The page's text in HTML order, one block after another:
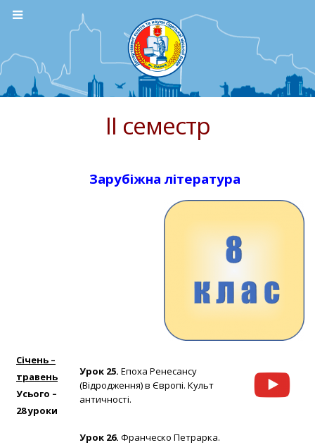
ІІ семестр
Зарубіжна література
Січень –
травень
Усього –
28 уроки
Урок 25. Епоха Ренесансу
(Відродження) в Європі. Культ
античності.
Урок 26. Франческо Петрарка.